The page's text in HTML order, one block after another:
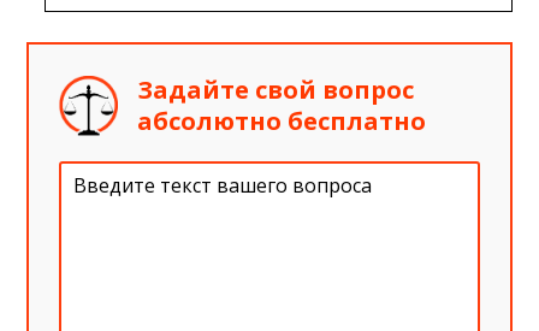
Задайте свой вопрос
абсолютно бесплатно